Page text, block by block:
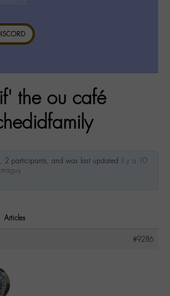
the ou café
2 participants, and was last updated il y a 10
maguy
Articles
#9286